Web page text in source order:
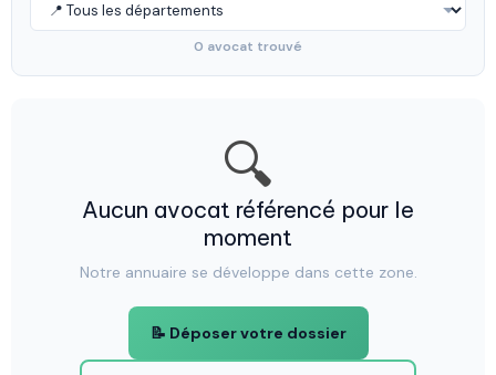
0 avocat trouvé
🔍
Aucun avocat référencé pour le
moment
Notre annuaire se développe dans cette zone.
📝 Déposer votre dossier